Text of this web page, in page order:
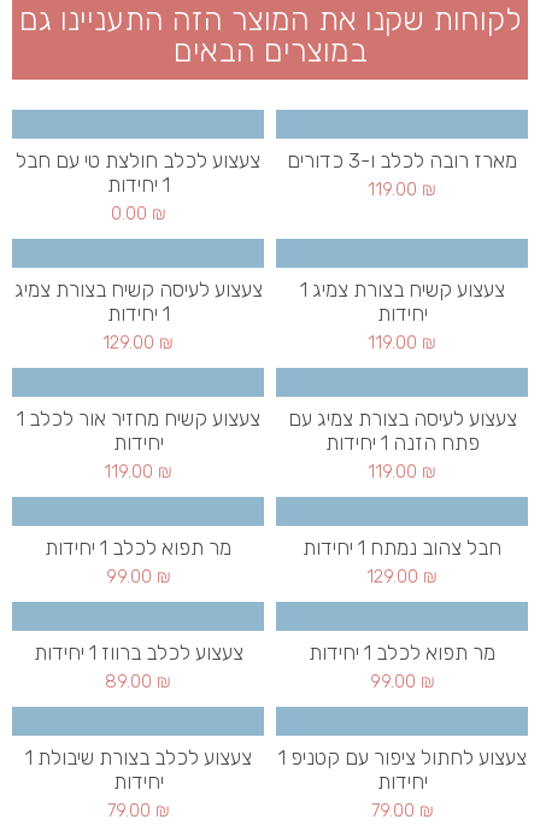
לקוחות שקנו את המוצר הזה התעניינו גם
במוצרים הבאים
מארז רובה לכלב ו-3 כדורים
119.00 ₪
צעצוע לכלב חולצת טי עם חבל
1 יחידות
0.00 ₪
צעצוע קשיח בצורת צמיג 1
יחידות
119.00 ₪
צעצוע לעיסה קשיח בצורת צמיג
1 יחידות
129.00 ₪
צעצוע לעיסה בצורת צמיג עם
פתח הזנה 1 יחידות
119.00 ₪
צעצוע קשיח מחזיר אור לכלב 1
יחידות
119.00 ₪
חבל צהוב נמתח 1 יחידות
129.00 ₪
מר תפוא לכלב 1 יחידות
99.00 ₪
מר תפוא לכלב 1 יחידות
99.00 ₪
צעצוע לכלב ברווז 1 יחידות
89.00 ₪
צעצוע לחתול ציפור עם קטניפ 1
יחידות
79.00 ₪
צעצוע לכלב בצורת שיבולת 1
יחידות
79.00 ₪